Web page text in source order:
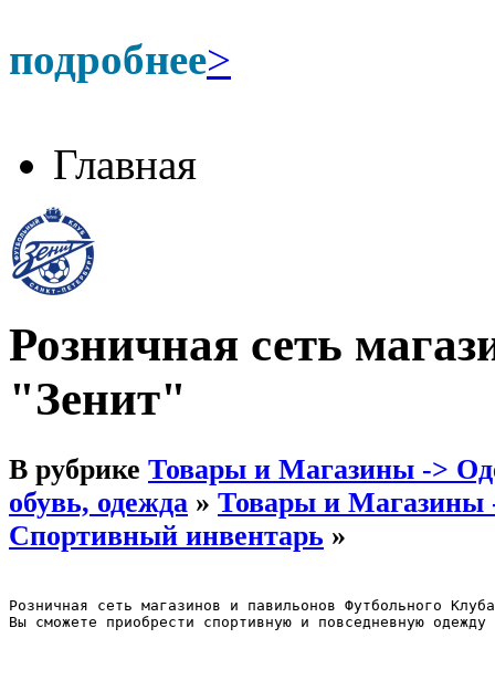
подробнее>
Главная
Розничная сеть
"Зенит"
В рубрике Товары и Магазины ->
обувь, одежда » Товары и Магазины
Спортивный инвентарь »
Розничная сеть магазинов и павильонов Футбольного
Вы сможете приобрести спортивную и повседневную